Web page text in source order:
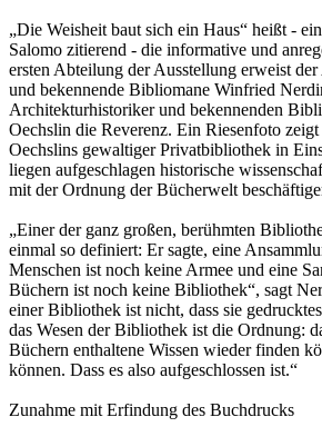
„Die Weisheit baut sich ein Haus“ heißt -
Salomo zitierend - die informative und
ersten Abteilung der Ausstellung erweist
und bekennende Bibliomane Winfried
Architekturhistoriker und bekennenden
Oechslin die Reverenz. Ein Riesenfoto
Oechslins gewaltiger Privatbibliothek in
liegen aufgeschlagen historische
mit der Ordnung der Bücherwelt
„Einer der ganz großen, berühmten
einmal so definiert: Er sagte, eine
Menschen ist noch keine Armee und eine
Büchern ist noch keine Bibliothek“, sagt
einer Bibliothek ist nicht, dass sie
das Wesen der Bibliothek ist die Ordnung:
Büchern enthaltene Wissen wieder finden
können. Dass es also aufgeschlossen ist.“
Zunahme mit Erfindung des Buchdrucks